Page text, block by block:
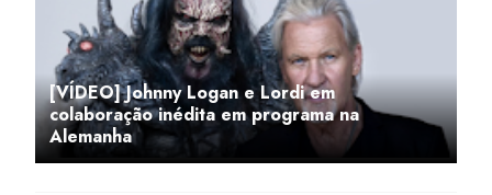
[VÍDEO] Johnny Logan e Lordi em
colaboração inédita em programa na
Alemanha